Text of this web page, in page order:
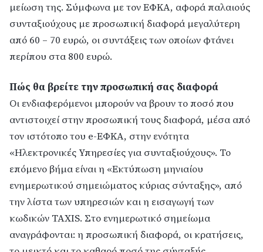
μείωση της. Σύμφωνα με τον ΕΦΚΑ, αφορά παλαιούς
συνταξιούχους με προσωπική διαφορά μεγαλύτερη
από 60 – 70 ευρώ, οι συντάξεις των οποίων φτάνει
περίπου στα 800 ευρώ.
Πώς θα βρείτε την προσωπική σας διαφορά
Οι ενδιαφερόμενοι μπορούν να βρουν το ποσό που
αντιστοιχεί στην προσωπική τους διαφορά, μέσα από
τον ιστότοπο του e-ΕΦΚΑ, στην ενότητα
«Ηλεκτρονικές Υπηρεσίες για συνταξιούχους». Το
επόμενο βήμα είναι η «Εκτύπωση μηνιαίου
ενημερωτικού σημειώματος κύριας σύνταξης», από
την λίστα των υπηρεσιών και η εισαγωγή των
κωδικών TAXIS. Στο ενημερωτικό σημείωμα
αναγράφονται: η προσωπική διαφορά, οι κρατήσεις,